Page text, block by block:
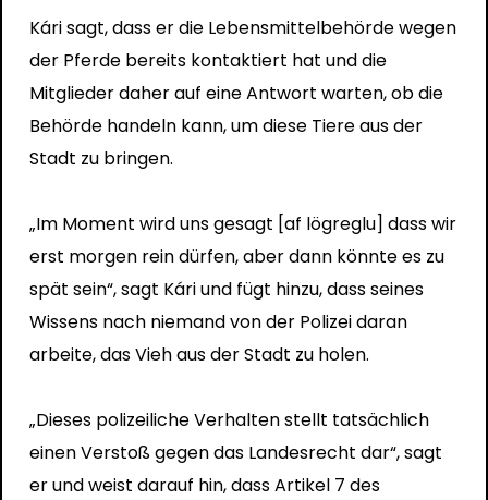
Kári sagt, dass er die Lebensmittelbehörde wegen
der Pferde bereits kontaktiert hat und die
Mitglieder daher auf eine Antwort warten, ob die
Behörde handeln kann, um diese Tiere aus der
Stadt zu bringen.
„Im Moment wird uns gesagt [af lögreglu] dass wir
erst morgen rein dürfen, aber dann könnte es zu
spät sein“, sagt Kári und fügt hinzu, dass seines
Wissens nach niemand von der Polizei daran
arbeite, das Vieh aus der Stadt zu holen.
„Dieses polizeiliche Verhalten stellt tatsächlich
einen Verstoß gegen das Landesrecht dar“, sagt
er und weist darauf hin, dass Artikel 7 des